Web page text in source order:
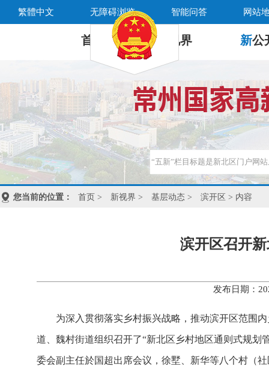
繁體中文 无障碍浏览 智能问答 网站
首 页 新 视界 新公
您当前的位置： 首页 > 新视界 > 基层动态 > 滨开区 > 内容
滨开区召开
发布日期：
为深入贯彻落实乡村振兴战略，推动滨开区范围
道、魏村街道组织召开了“新北区乡村地区通则式规
委会副主任於国超出席会议，徐墅、新华等八个村（